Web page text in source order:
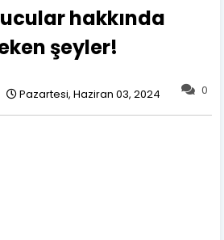
hakkında
şeyler!
0
Pazartesi, Haziran 03, 2024